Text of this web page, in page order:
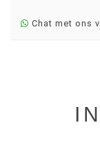
Chat met ons